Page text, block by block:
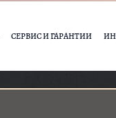
СЕРВИС И ГАРАНТИИ